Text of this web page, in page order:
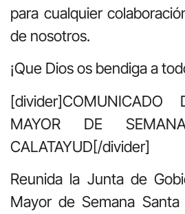
para cualquier
de nosotros.
¡Que Dios os bendiga a
MAYOR DE
CALATAYUD[/divider]
Reunida la Junta de
Mayor de Semana